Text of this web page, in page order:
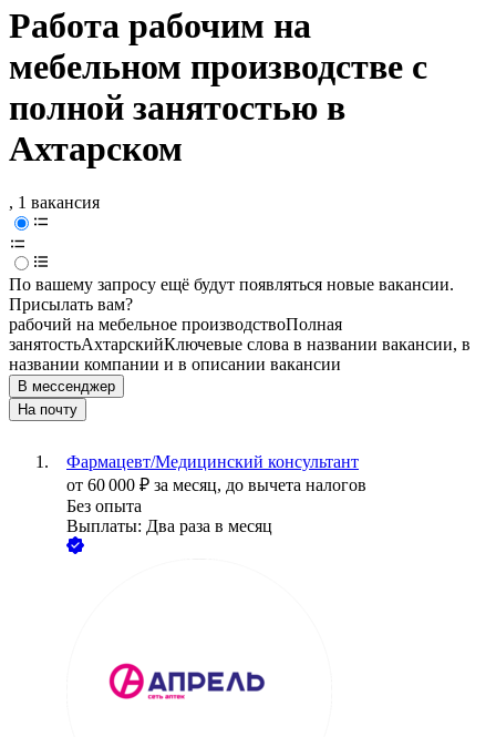
Работа рабочим на
мебельном производстве с
полной занятостью в
Ахтарском
, 1 вакансия
По вашему запросу ещё будут появляться новые вакансии.
Присылать вам?
рабочий на мебельное производствоПолная
занятостьАхтарскийКлючевые слова в названии вакансии, в
названии компании и в описании вакансии
В мессенджер
На почту
Фармацевт/Медицинский консультант
от 60 000 ₽ за месяц, до вычета налогов
Без опыта
Выплаты: Два раза в месяц